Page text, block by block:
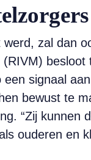
zal dan
signaal
bewust te
“Zij kunnen
ouderen en